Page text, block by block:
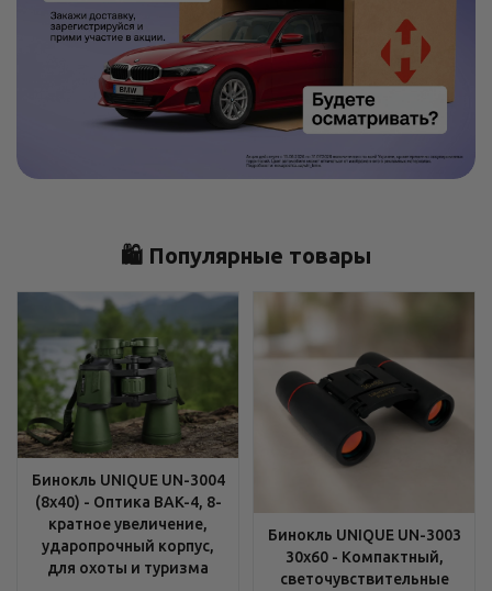
🛍️ Популярные товары
Бинокль UNIQUE UN-3004
(8x40) - Оптика BAK-4, 8-
кратное увеличение,
ударопрочный корпус,
для охоты и туризма
Бинокль UNIQUE UN-3003
30x60 - Компактный,
светочувствительные